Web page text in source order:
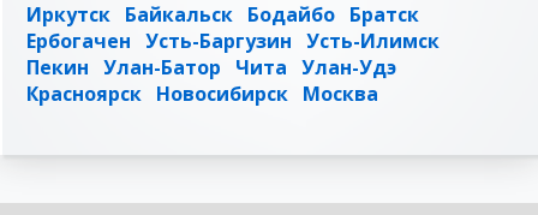
Иркутск Байкальск Бодайбо Братск
Ербогачен Усть-Баргузин Усть-Илимск
Пекин Улан-Батор Чита Улан-Удэ
Красноярск Новосибирск Москва